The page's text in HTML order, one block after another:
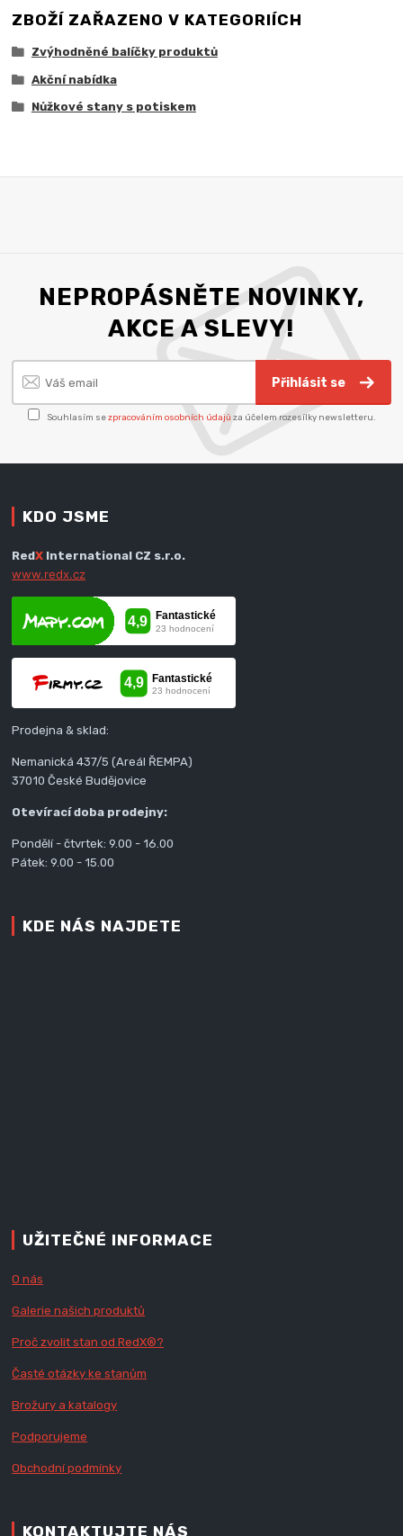
ZBOŽÍ ZAŘAZENO V KATEGORIÍCH
Zvýhodněné balíčky produktů
Akční nabídka
Nůžkové stany s potiskem
NEPROPÁSNĚTE NOVINKY,
AKCE A SLEVY!
Přihlásit se
Souhlasím sezpracováním osobních údajů za účelem rozesílky newsletteru.
KDO JSME
RedX International CZ s.r.o.
www.redx.cz
Prodejna & sklad:
Nemanická 437/5 (Areál ŘEMPA)
37010 České Budějovice
Otevírací doba prodejny:
Pondělí - čtvrtek: 9.00 - 16.00
Pátek: 9.00 - 15.00
KDE NÁS NAJDETE
UŽITEČNÉ INFORMACE
O nás
Galerie našich produktů
Proč zvolit stan od RedX®?
Časté otázky ke stanům
Brožury a katalogy
Podporujeme
Obchodní podmínky
KONTAKTUJTE NÁS